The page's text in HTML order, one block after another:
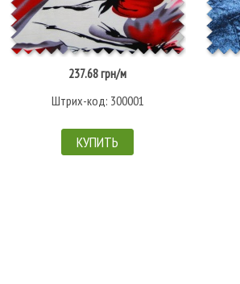
237.68 грн/м
Штрих-код: 300001
КУПИТЬ